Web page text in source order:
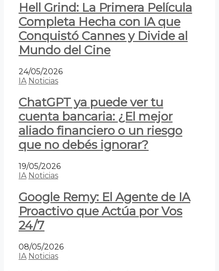
Hell Grind: La Primera Película
Completa Hecha con IA que
Conquistó Cannes y Divide al
Mundo del Cine
24/05/2026
IA Noticias
ChatGPT ya puede ver tu
cuenta bancaria: ¿El mejor
aliado financiero o un riesgo
que no debés ignorar?
19/05/2026
IA Noticias
Google Remy: El Agente de IA
Proactivo que Actúa por Vos
24/7
08/05/2026
IA Noticias